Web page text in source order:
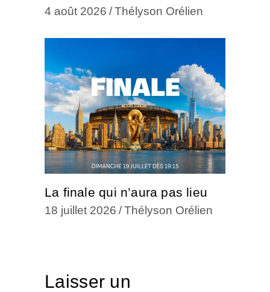
4 août 2026 Thélyson Orélien
La finale qui n’aura pas lieu
18 juillet 2026 Thélyson Orélien
Laisser un